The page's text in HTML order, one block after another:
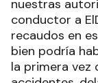
nuestras
conductor a
recaudos en
bien podría
la primera vez